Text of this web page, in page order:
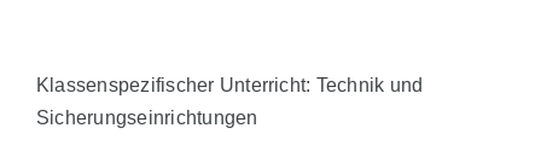
Klassenspezifischer Unterricht: Technik und
Sicherungseinrichtungen